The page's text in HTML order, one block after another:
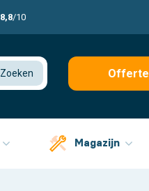
8,8/10
Zoeken
Offerte
Magazijn